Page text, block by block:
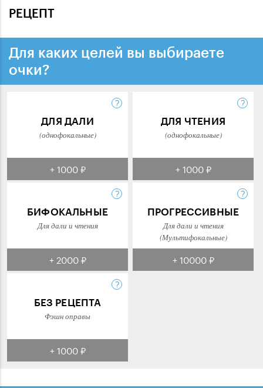
РЕЦЕПТ
Для каких целей вы выбираете
очки?
ДЛЯ ДАЛИ
(однофокальные)
+ 1000 ₽
ДЛЯ ЧТЕНИЯ
(однофокальные)
+ 1000 ₽
БИФОКАЛЬНЫЕ
Для дали и чтения
+ 2000 ₽
ПРОГРЕССИВНЫЕ
Для дали и чтения
(Мультифокальные)
+ 10000 ₽
БЕЗ РЕЦЕПТА
Фэшн оправы
+ 1000 ₽